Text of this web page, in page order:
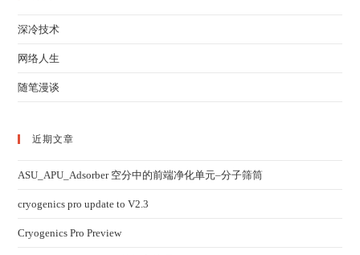
深冷技术
网络人生
随笔漫谈
近期文章
ASU_APU_Adsorber 空分中的前端净化单元–分子筛筒
cryogenics pro update to V2.3
Cryogenics Pro Preview